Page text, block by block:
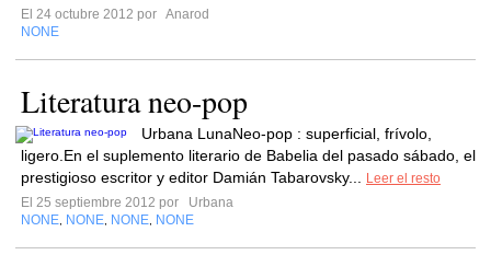
El 24 octubre 2012 por Anarod
NONE
Literatura neo-pop
Urbana LunaNeo-pop : superficial, frívolo,
ligero.En el suplemento literario de Babelia del pasado sábado, el
prestigioso escritor y editor Damián Tabarovsky...
Leer el resto
El 25 septiembre 2012 por
Urbana
NONE NONE NONE NONE